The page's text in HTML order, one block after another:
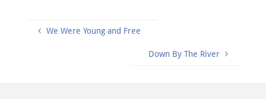
We Were Young and Free
Down By The River